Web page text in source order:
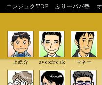
エンジュクTOP ふりーパパ塾
上総介 avexfreak マネー